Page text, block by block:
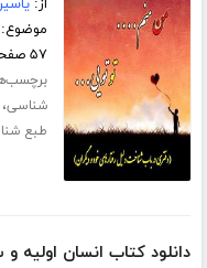
از:
۵۷ صفحه
شناسی
طبع
دانلود کتاب انسان اولیه